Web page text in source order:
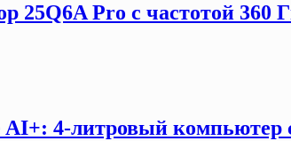
25Q6A Pro с частотой
4-литровый